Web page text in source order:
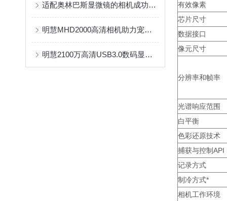
适配奥林巴斯显微镜的相机成功案例（明慧MHD2000）
明慧MHD2000高清相机助力宠物肿瘤精准诊疗——奥林巴斯显微镜配套应用案例
明慧2100万高清USB3.0数码显微镜相机MHD2100 工业检测显微镜摄像头
有效像素
芯片尺寸
数据接口
像元尺寸
分辨率和帧率
光谱响应范围
白平衡
色彩还原技术
捕获与控制API
记录方式
制冷方式*
相机工作环境